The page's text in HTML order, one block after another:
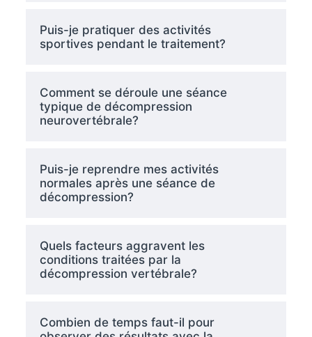
Puis-je pratiquer des activités
sportives pendant le traitement?
Comment se déroule une séance
typique de décompression
neurovertébrale?
Puis-je reprendre mes activités
normales après une séance de
décompression?
Quels facteurs aggravent les
conditions traitées par la
décompression vertébrale?
Combien de temps faut-il pour